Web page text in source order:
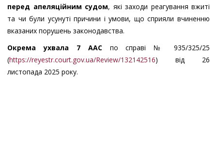
перед апеляційним судом, які заходи реагування вжиті
та чи були усунуті причини і умови, що сприяли вчиненню
вказаних порушень законодавства.
Окрема ухвала 7 ААСпо справі № 935/325/25
(https://reyestr.court.gov.ua/Review/132142516) від 26
листопада 2025 року.